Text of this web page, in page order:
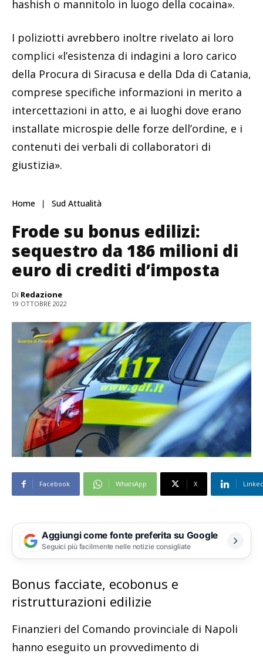
hashish o mannitolo in luogo della cocaina».
I poliziotti avrebbero inoltre rivelato ai loro
complici «l’esistenza di indagini a loro carico
della Procura di Siracusa e della Dda di Catania,
comprese specifiche informazioni in merito a
intercettazioni in atto, e ai luoghi dove erano
installate microspie delle forze dell’ordine, e i
contenuti dei verbali di collaboratori di
giustizia».
Home Sud Attualità
Frode su bonus edilizi:
sequestro da 186 milioni di
euro di crediti d’imposta
Di Redazione
19 OTTOBRE 2022
Facebook WhatsApp X
Aggiungi come fonte preferita su Google
Seguici più facilmente nelle notizie consigliate
Bonus facciate, ecobonus e
ristrutturazioni edilizie
Finanzieri del Comando provinciale di Napoli
hanno eseguito un provvedimento di